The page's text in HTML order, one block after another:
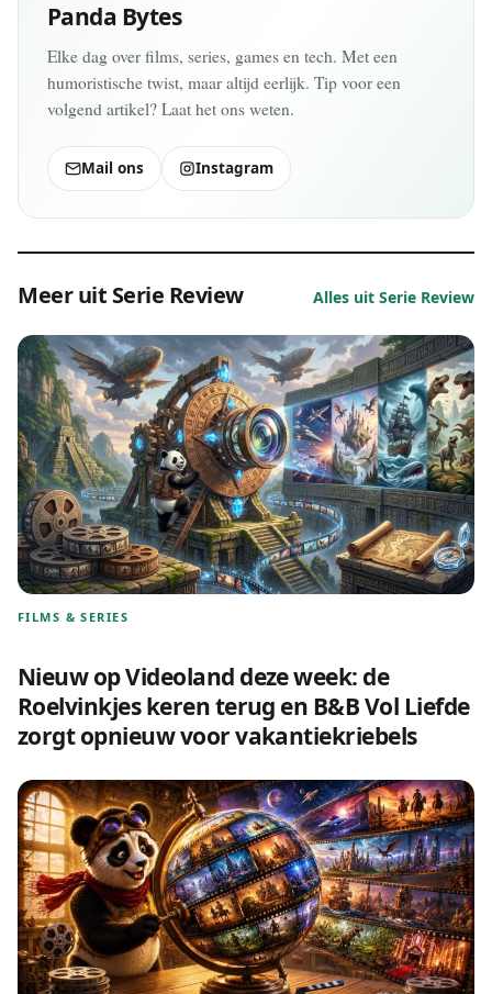
Panda Bytes
Elke dag over films, series, games en tech. Met een
humoristische twist, maar altijd eerlijk. Tip voor een
volgend artikel? Laat het ons weten.
Mail ons Instagram
Meer uit Serie Review Alles uit Serie Review
FILMS & SERIES
Nieuw op Videoland deze week: de
Roelvinkjes keren terug en B&B Vol Liefde
zorgt opnieuw voor vakantiekriebels